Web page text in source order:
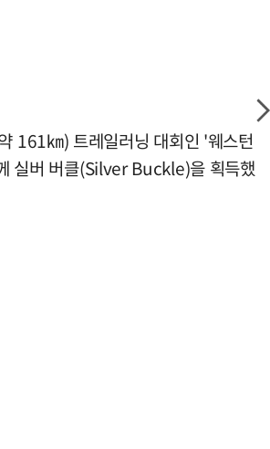
161㎞) 트레일러닝 대회인 '웨스턴
실버 버클(Silver Buckle)을 획득했